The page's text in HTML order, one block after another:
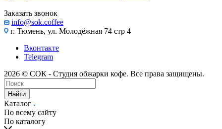
Заказать звонок
info@sok.coffee
г. Тюмень, ул. Молодёжная 74 стр 4
Вконтакте
Telegram
2026 © СОК - Студия обжарки кофе. Все права защищены.
Найти
Каталог
По всему сайту
По каталогу